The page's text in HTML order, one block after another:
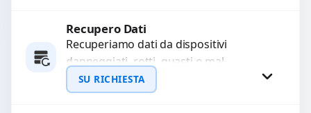
Procedi
Recupero Dati
Recuperiamo dati da dispositivi
danneggiati, rotti, guasti o mal
funzionanti. Utilizziamo strumenti
avanzati per recuperare file importanti
SU RICHIESTA